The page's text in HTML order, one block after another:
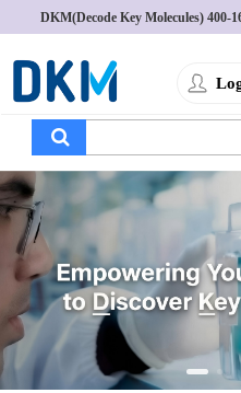
DKM(Decode Key Molecules) 400-